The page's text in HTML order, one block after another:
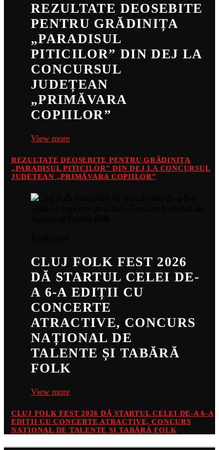
REZULTATE DEOSEBITE
PENTRU GRĂDINIȚA
„PARADISUL
PITICILOR” DIN DEJ LA
CONCURSUL
JUDEȚEAN
„PRIMĂVARA
COPIILOR”
View more
REZULTATE DEOSEBITE PENTRU GRĂDINIȚA
„PARADISUL PITICILOR” DIN DEJ LA CONCURSUL
JUDEȚEAN „PRIMĂVARA COPIILOR”
CLUJ FOLK FEST 2026
DĂ STARTUL CELEI DE-
A 6-A EDIȚII CU
CONCERTE
ATRACTIVE, CONCURS
NAȚIONAL DE
TALENTE ȘI TABĂRĂ
FOLK
View more
CLUJ FOLK FEST 2026 DĂ STARTUL CELEI DE-A 6-A
EDIȚII CU CONCERTE ATRACTIVE, CONCURS
NAȚIONAL DE TALENTE ȘI TABĂRĂ FOLK